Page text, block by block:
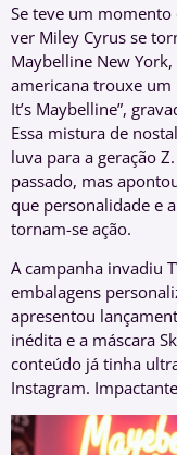
Se teve um
ver Miley Cyrus se
Maybelline New
americana trouxe um
It’s Maybelline”,
Essa mistura de
luva para a geração
passado, mas
que personalidade e
tornam-se ação.
A campanha invadiu
embalagens
apresentou
inédita e a máscara
conteúdo já tinha
Instagram.